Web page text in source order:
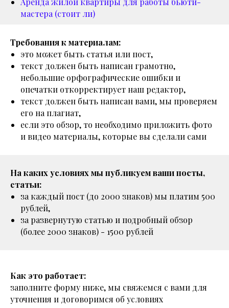
мастера (стоит ли)
Требования к материалам:
это может быть статья или пост,
текст должен быть написан грамотно,
небольшие орфографические ошибки и
опечатки откорректирует наш редактор,
текст должен быть написан вами, мы проверяем
его на плагиат,
если это обзор, то необходимо приложить фото
и видео материалы, которые вы сделали сами
На каких условиях мы публикуем ваши посты,
статьи:
за каждый пост (до 2000 знаков) мы платим 500
рублей,
за развернутую статью и подробный обзор
(более 2000 знаков) - 1500 рублей
Как это работает:
заполните форму ниже, мы свяжемся с вами для
уточнения и договоримся об условиях